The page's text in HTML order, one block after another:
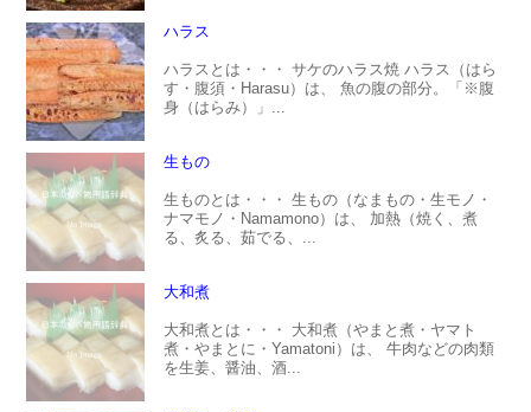
ハラス
ハラスとは・・・ サケのハラス焼 ハラス（はら
す・腹須・Harasu）は、 魚の腹の部分。「※腹
身（はらみ）」...
生もの
生ものとは・・・ 生もの（なまもの・生モノ・
ナマモノ・Namamono）は、 加熱（焼く、煮
る、炙る、茹でる、...
大和煮
大和煮とは・・・ 大和煮（やまと煮・ヤマト
煮・やまとに・Yamatoni）は、 牛肉などの肉類
を生姜、醤油、酒...